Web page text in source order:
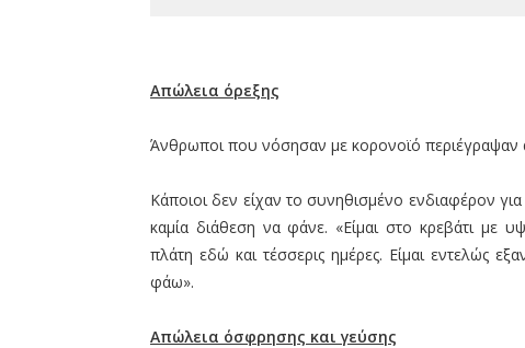
Απώλεια όρεξης
Άνθρωποι που νόσησαν με κορονοϊό
Κάποιοι δεν είχαν το συνηθισμένο ενδιαφέρον
καμία διάθεση να φάνε. «Είμαι στο κρεβάτι με
πλάτη εδώ και τέσσερις ημέρες. Είμαι εντελώς
φάω».
Απώλεια όσφρησης και γεύσης